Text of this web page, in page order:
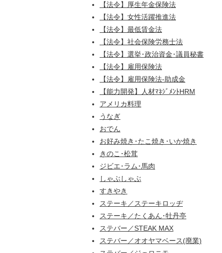
【法令】厚生年金保険法
【法令】女性活躍推進法
【法令】最低賃金法
【法令】社会保険労務士法
【法令】選挙･政治資金･議員秘書
【法令】雇用保険法
【法令】雇用保険法-助成金
【能力開発】人材ﾏﾈｼﾞﾒﾝﾄHRM
アメリカ料理
うなぎ
おでん
お好み焼き･たこ焼き･いか焼き
きのこ･松茸
ジビエ･ラム･馬肉
しゃぶしゃぶ
すきやき
ステーキ／ステーキロッヂ
ステーキ／たくあん･牡丹亭
ステバー／STEAK MAX
ステバー／オオヤマベース(廃業)